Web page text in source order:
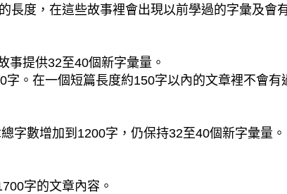
長度，在這些故事裡會出現以前學過的字彙及會
事提供32至40個新字彙量。
。在一個短篇長度約150字以內的文章裡不會有
字數增加到1200字，仍保持32至40個新字彙量。
字的文章內容。